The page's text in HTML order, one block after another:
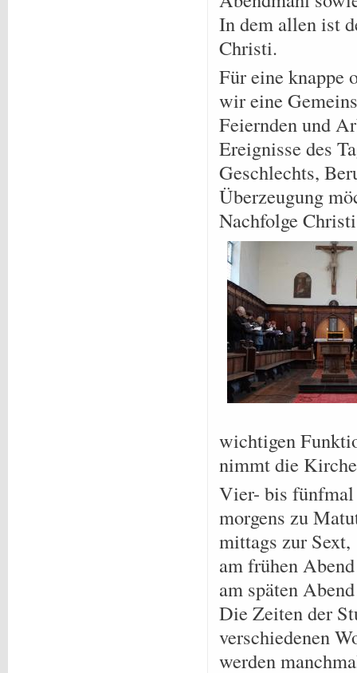
In dem allen ist
Christi.
Für eine knappe
wir eine
Feiernden und
Ereignisse des
Geschlechts,
Überzeugung
Nachfolge
wichtigen
nimmt die
Vier- bis
morgens zu
mittags zur Sext,
am frühen
am späten
Die Zeiten der
verschiedenen
werden